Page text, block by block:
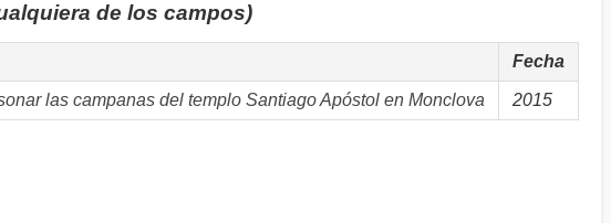
de los campos)
Fecha
las campanas del templo Santiago Apóstol en Monclova 2015